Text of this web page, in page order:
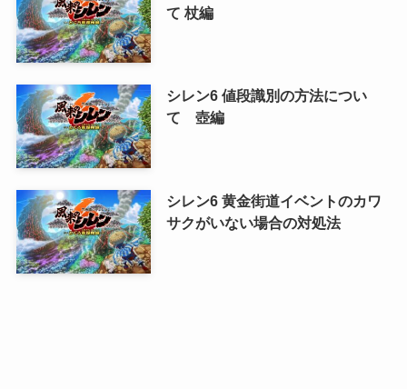
て 杖編
シレン6 値段識別の方法につい
て 壺編
シレン6 黄金街道イベントのカワ
サクがいない場合の対処法